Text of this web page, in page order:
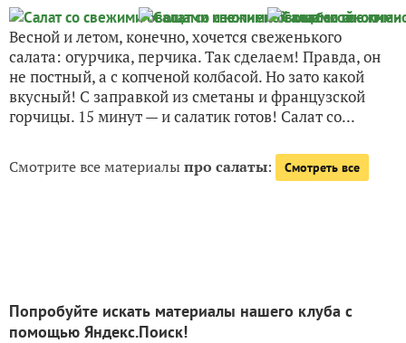
Весной и летом, конечно, хочется свеженького
салата: огурчика, перчика. Так сделаем! Правда, он
не постный, а с копченой колбасой. Но зато какой
вкусный! С заправкой из сметаны и французской
горчицы. 15 минут — и салатик готов! Салат со...
Смотрите все материалыпро салаты: Смотреть все
Попробуйте искать материалы нашего клуба с
помощью Яндекс.Поиск!